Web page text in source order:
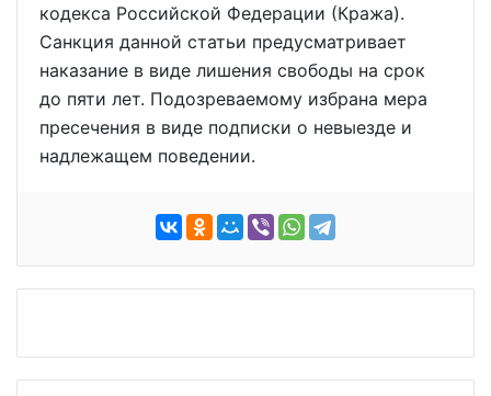
кодекса Российской Федерации (Кража).
Санкция данной статьи предусматривает
наказание в виде лишения свободы на срок
до пяти лет. Подозреваемому избрана мера
пресечения в виде подписки о невыезде и
надлежащем поведении.